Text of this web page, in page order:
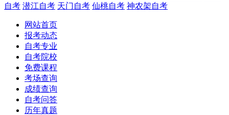
自考 潜江自考 天门自考 仙桃自考 神农架自考
网站首页
报考动态
自考专业
自考院校
免费课程
考场查询
成绩查询
自考问答
历年真题